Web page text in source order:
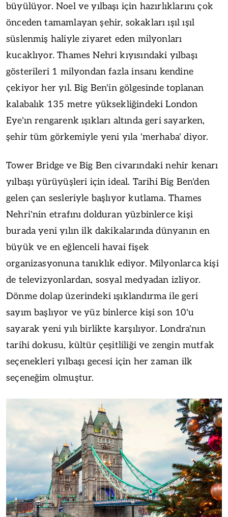
büyülüyor. Noel ve yılbaşı için hazırlıklarını çok
önceden tamamlayan şehir, sokakları ışıl ışıl
süslenmiş haliyle ziyaret eden milyonları
kucaklıyor. Thames Nehri kıyısındaki yılbaşı
gösterileri 1 milyondan fazla insanı kendine
çekiyor her yıl. Big Ben'in gölgesinde toplanan
kalabalık 135 metre yüksekliğindeki London
Eye'ın rengarenk ışıkları altında geri sayarken,
şehir tüm görkemiyle yeni yıla 'merhaba' diyor.
Tower Bridge ve Big Ben civarındaki nehir kenarı
yılbaşı yürüyüşleri için ideal. Tarihi Big Ben'den
gelen çan sesleriyle başlıyor kutlama. Thames
Nehri'nin etrafını dolduran yüzbinlerce kişi
burada yeni yılın ilk dakikalarında dünyanın en
büyük ve en eğlenceli havai fişek
organizasyonuna tanıklık ediyor. Milyonlarca kişi
de televizyonlardan, sosyal medyadan izliyor.
Dönme dolap üzerindeki ışıklandırma ile geri
sayım başlıyor ve yüz binlerce kişi son 10'u
sayarak yeni yılı birlikte karşılıyor. Londra'nın
tarihi dokusu, kültür çeşitliliği ve zengin mutfak
seçenekleri yılbaşı gecesi için her zaman ilk
seçeneğim olmuştur.